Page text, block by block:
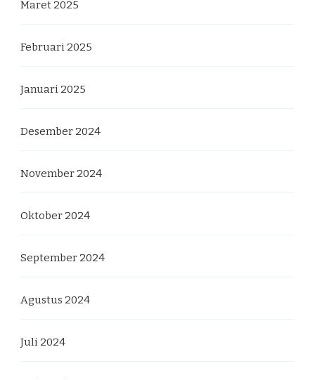
Maret 2025
Februari 2025
Januari 2025
Desember 2024
November 2024
Oktober 2024
September 2024
Agustus 2024
Juli 2024